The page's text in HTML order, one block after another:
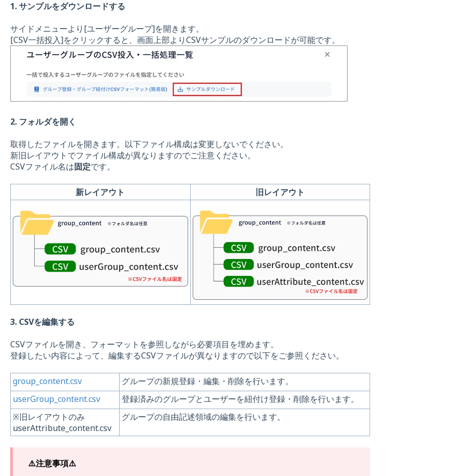
1. サンプルをダウンロードする
サイドメニューより[ユーザーグループ]を開きます。
[CSV一括投入]をクリックすると、画面上部よりCSVサンプルのダウンロードが可能です。
2. フォルダを開く
取得したファイルを開きます。以下ファイル構成は変更しないでください。
新旧レイアウトでファイル構成が異なりますのでご注意ください。
CSVファイル名は固定です。
新レイアウト 旧レイアウト
3. CSVを編集する
CSVファイルを開き、フォーマットを参照しながら必要項目を埋めます。
登録したい内容によって、編集するCSVファイルが異なりますので以下をご参照ください。
group_content.csv
グループの新規登録・編集・削除を行います。
userGroup_content.csv
登録済みのグループとユーザーを紐付け登録・削除を行います。
※旧レイアウトのみ
userAttribute_content.csv
グループの自由記述領域の編集を行います。
⚠️注意事項⚠️